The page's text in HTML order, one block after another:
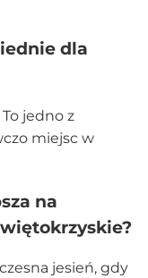
dla
jedno z
miejsc w
na
jesień, gdy